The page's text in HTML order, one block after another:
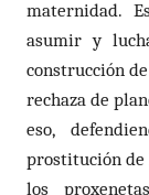
maternidad.
asumir y
construcción
rechaza de
eso,
prostitución de
los